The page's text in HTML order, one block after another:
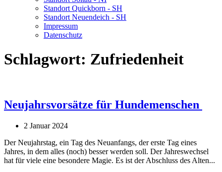
Standort Quickborn - SH
Standort Neuendeich - SH
Impressum
Datenschutz
Schlagwort: Zufriedenheit
Neujahrsvorsätze für Hundemenschen
2 Januar 2024
Der Neujahrstag, ein Tag des Neuanfangs, der erste Tag eines
Jahres, in dem alles (noch) besser werden soll. Der Jahreswechsel
hat für viele eine besondere Magie. Es ist der Abschluss des Alten...